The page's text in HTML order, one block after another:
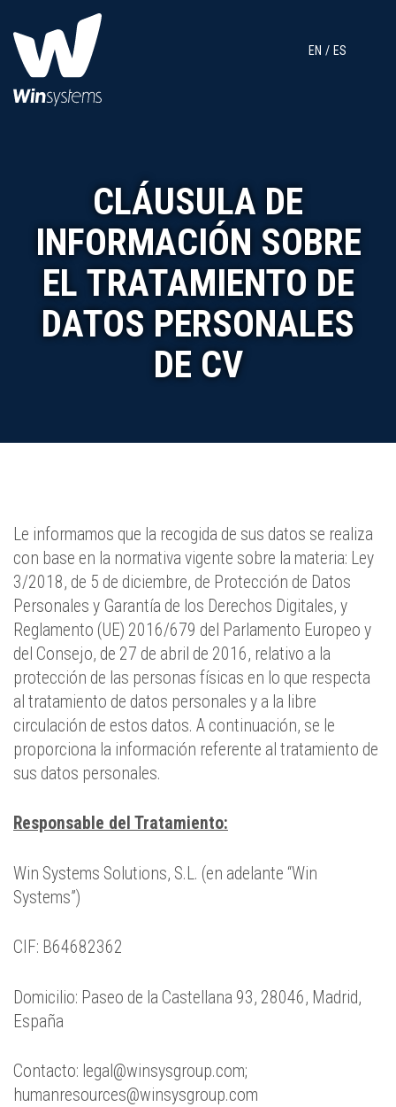
EN ES
CLÁUSULA DE
INFORMACIÓN SOBRE
EL TRATAMIENTO DE
DATOS PERSONALES
DE CV
Le informamos que la recogida de sus datos se realiza
con base en la normativa vigente sobre la materia: Ley
3/2018, de 5 de diciembre, de Protección de Datos
Personales y Garantía de los Derechos Digitales, y
Reglamento (UE) 2016/679 del Parlamento Europeo y
del Consejo, de 27 de abril de 2016, relativo a la
protección de las personas físicas en lo que respecta
al tratamiento de datos personales y a la libre
circulación de estos datos. A continuación, se le
proporciona la información referente al tratamiento de
sus datos personales.
Responsable del Tratamiento:
Win Systems Solutions, S.L. (en adelante “Win
Systems”)
CIF: B64682362
Domicilio: Paseo de la Castellana 93, 28046, Madrid,
España
Contacto: legal@winsysgroup.com;
humanresources@winsysgroup.com